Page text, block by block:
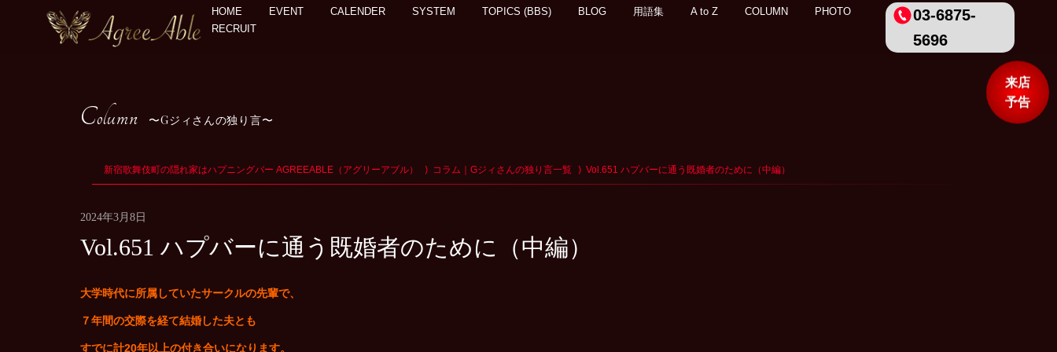
HOME EVENT CALENDER SYSTEM TOPICS (BBS) BLOG 用語集 A to Z COLUMN
PHOTO
RECRUIT
03-6875-
5696
来店
予告
Column Gジィさんの独り言
新宿歌舞伎町の隠れ家はハプニングバー AGREEABLE（アグリーアブル） コラム｜Gジィさんの独り言一覧 Vol.651 ハプバーに通う既婚者のために（中編）
2024年3月8日
Vol.651 ハプバーに通う既婚者のために（中編）
大学時代に所属していたサークルの先輩で、
７年間の交際を経て結婚した夫とも
すでに計20年以上の付き合いになります。